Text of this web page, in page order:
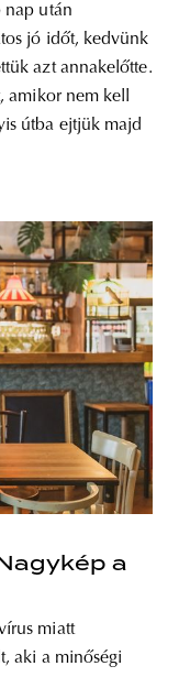
nap után
jó időt, kedvünk
azt annakelőtte.
amikor nem kell
útba ejtjük majd
a
miatt
aki a minőségi